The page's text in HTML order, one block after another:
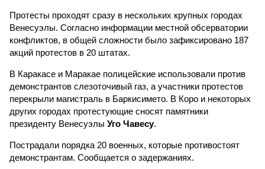
Протесты проходят сразу в нескольких крупных городах
Венесуэлы. Согласно информации местной обсерватории
конфликтов, в общей сложности было зафиксировано 187
акций протестов в 20 штатах.
В Каракасе и Маракае полицейские использовали против
демонстрантов слезоточивый газ, а участники протестов
перекрыли магистраль в Баркисимето. В Коро и некоторых
других городах протестующие сносят памятники
президенту Венесуэлы Уго Чавесу.
Пострадали порядка 20 военных, которые противостоят
демонстрантам. Сообщается о задержаниях.